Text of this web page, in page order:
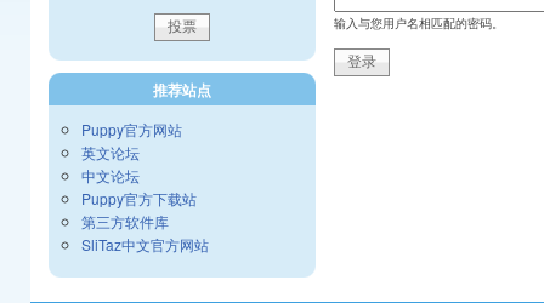
输入与您用户名相匹配的密码。
推荐站点
Puppy官方网站
英文论坛
中文论坛
Puppy官方下载站
第三方软件库
SliTaz中文官方网站